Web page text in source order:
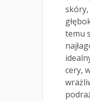
skóry,
temu
cery,